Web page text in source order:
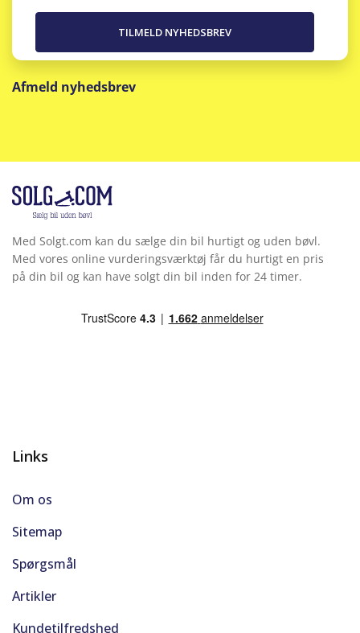
Afmeld nyhedsbrev
Med Solgt.com kan du sælge din bil hurtigt og uden bøvl.
Med vores online vurderingsværktøj får du hurtigt en pris
på din bil og kan have solgt din bil inden for 24 timer.
Links
Om os
Sitemap
Spørgsmål
Artikler
Kundetilfredshed